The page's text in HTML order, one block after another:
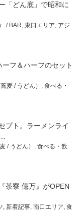
「どん底」で昭和に
/ BAR, 東口エリア, アジ
フ＆ハーフのセット
麦 / うどん） , 食べる・
プト。ラーメンライ
/ うどん） , 食べる・飲
茶寮 億万』がOPEN
, 新着記事, 南口エリア, 食